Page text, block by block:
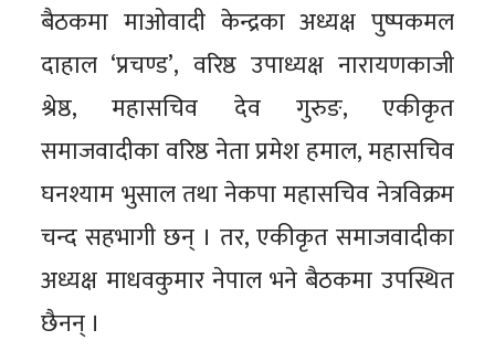
बैठकमा माओवादी केन्द्रका अध्यक्ष पुष्पकमल
दाहाल ‘प्रचण्ड’, वरिष्ठ उपाध्यक्ष नारायणकाजी
श्रेष्ठ, महासचिव देव गुरुङ, एकीकृत
समाजवादीका वरिष्ठ नेता प्रमेश हमाल, महासचिव
घनश्याम भुसाल तथा नेकपा महासचिव नेत्रविक्रम
चन्द सहभागी छन् । तर, एकीकृत समाजवादीका
अध्यक्ष माधवकुमार नेपाल भने बैठकमा उपस्थित
छैनन् ।